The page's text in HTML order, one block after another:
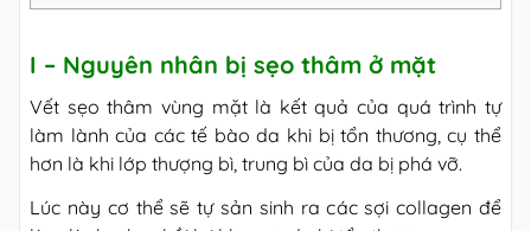
I – Nguyên nhân bị sẹo thâm ở mặt
Vết sẹo thâm vùng mặt là kết quả của quá trình tự
làm lành của các tế bào da khi bị tổn thương, cụ thể
hơn là khi lớp thượng bì, trung bì của da bị phá vỡ.
Lúc này cơ thể sẽ tự sản sinh ra các sợi collagen để